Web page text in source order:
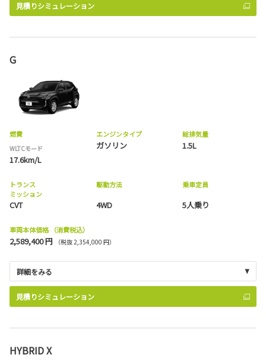
見積りシミュレーション
G
燃費
WLTCモード
17.6km/L
エンジンタイプ
ガソリン
総排気量
1.5L
トランス
ミッション
CVT
駆動方法
4WD
乗車定員
5人乗り
車両本体価格 （消費税込）
2,589,400 円 （税抜 2,354,000 円）
詳細をみる
見積りシミュレーション
HYBRID X